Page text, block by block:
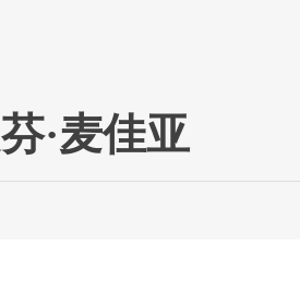
·麦佳亚